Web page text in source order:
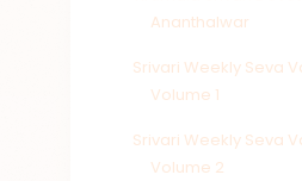
Ananthalwar
Srivari Weekly Seva
Volume 1
Srivari Weekly Seva
Volume 2